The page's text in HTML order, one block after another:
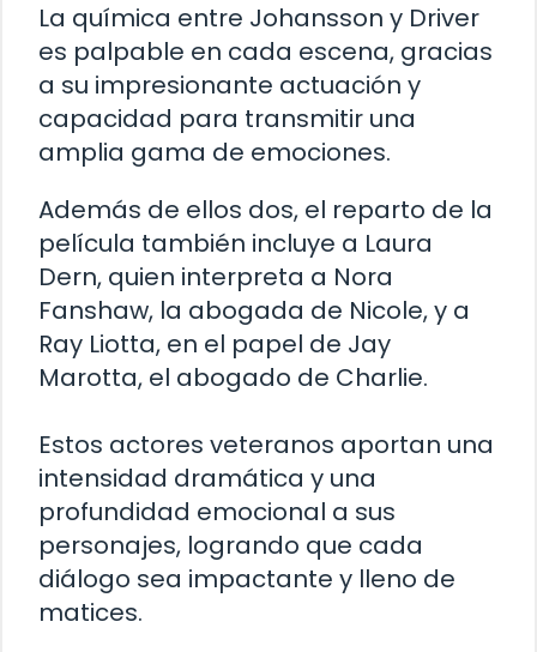
La química entre Johansson y Driver
es palpable en cada escena, gracias
a su impresionante actuación y
capacidad para transmitir una
amplia gama de emociones.
Además de ellos dos, el reparto de la
película también incluye a Laura
Dern, quien interpreta a Nora
Fanshaw, la abogada de Nicole, y a
Ray Liotta, en el papel de Jay
Marotta, el abogado de Charlie.
Estos actores veteranos aportan una
intensidad dramática y una
profundidad emocional a sus
personajes, logrando que cada
diálogo sea impactante y lleno de
matices.